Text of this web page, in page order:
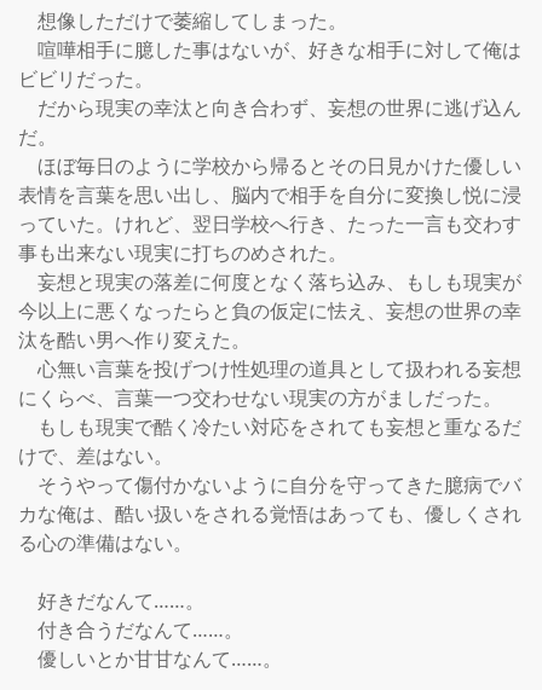
想像しただけで萎縮してしまった。
喧嘩相手に臆した事はないが、好きな相手に対して俺は
ビビリだった。
だから現実の幸汰と向き合わず、妄想の世界に逃げ込ん
だ。
ほぼ毎日のように学校から帰るとその日見かけた優しい
表情を言葉を思い出し、脳内で相手を自分に変換し悦に浸
っていた。けれど、翌日学校へ行き、たった一言も交わす
事も出来ない現実に打ちのめされた。
妄想と現実の落差に何度となく落ち込み、もしも現実が
今以上に悪くなったらと負の仮定に怯え、妄想の世界の幸
汰を酷い男へ作り変えた。
心無い言葉を投げつけ性処理の道具として扱われる妄想
にくらべ、言葉一つ交わせない現実の方がましだった。
もしも現実で酷く冷たい対応をされても妄想と重なるだ
けで、差はない。
そうやって傷付かないように自分を守ってきた臆病でバ
カな俺は、酷い扱いをされる覚悟はあっても、優しくされ
る心の準備はない。
好きだなんて……。
付き合うだなんて……。
優しいとか甘甘なんて……。